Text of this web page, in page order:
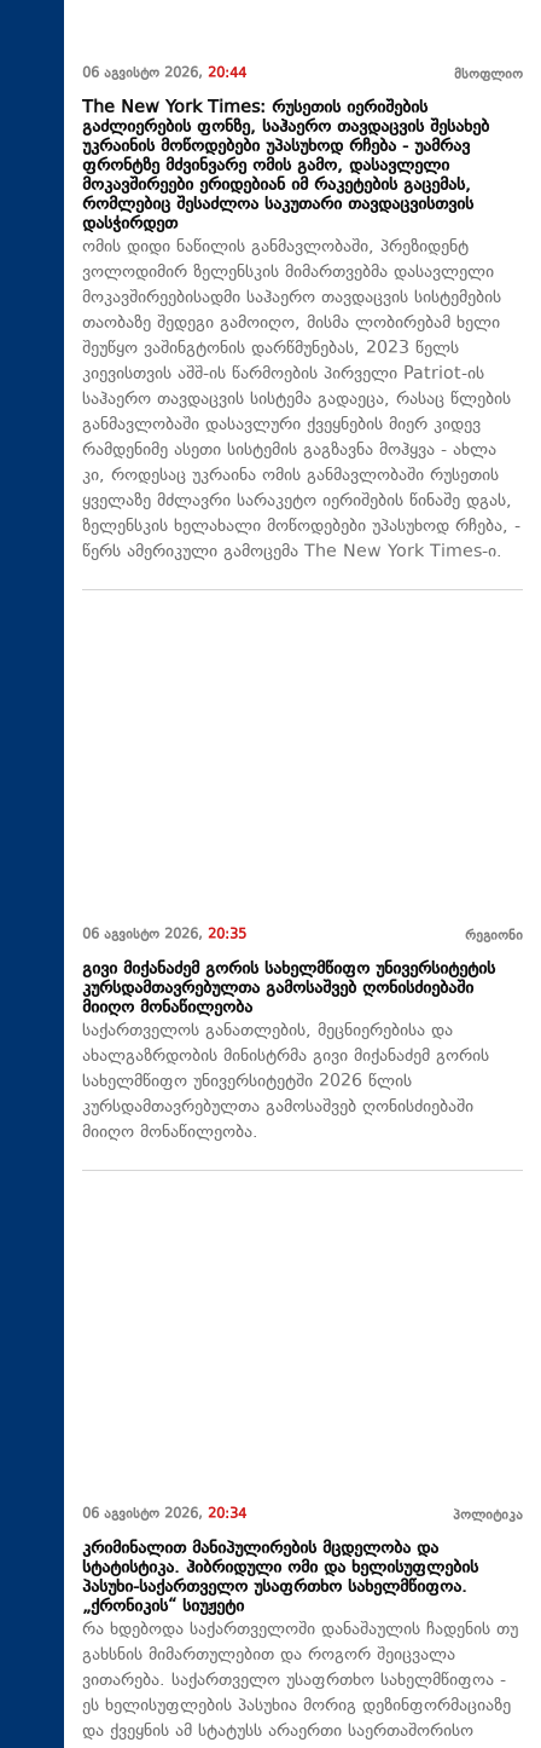
06 აგვისტო 2026, 20:44 მსოფლიო
The New York Times: რუსეთის იერიშების
გაძლიერების ფონზე, საჰაერო თავდაცვის შესახებ
უკრაინის მოწოდებები უპასუხოდ რჩება - უამრავ
ფრონტზე მძვინვარე ომის გამო, დასავლელი
მოკავშირეები ერიდებიან იმ რაკეტების გაცემას,
რომლებიც შესაძლოა საკუთარი თავდაცვისთვის
დასჭირდეთ
ომის დიდი ნაწილის განმავლობაში, პრეზიდენტ
ვოლოდიმირ ზელენსკის მიმართვებმა დასავლელი
მოკავშირეებისადმი საჰაერო თავდაცვის სისტემების
თაობაზე შედეგი გამოიღო, მისმა ლობირებამ ხელი
შეუწყო ვაშინგტონის დარწმუნებას, 2023 წელს
კიევისთვის აშშ-ის წარმოების პირველი Patriot-ის
საჰაერო თავდაცვის სისტემა გადაეცა, რასაც წლების
განმავლობაში დასავლური ქვეყნების მიერ კიდევ
რამდენიმე ასეთი სისტემის გაგზავნა მოჰყვა - ახლა
კი, როდესაც უკრაინა ომის განმავლობაში რუსეთის
ყველაზე მძლავრი სარაკეტო იერიშების წინაშე დგას,
ზელენსკის ხელახალი მოწოდებები უპასუხოდ რჩება, -
წერს ამერიკული გამოცემა The New York Times-ი.
06 აგვისტო 2026, 20:35 რეგიონი
გივი მიქანაძემ გორის სახელმწიფო უნივერსიტეტის
კურსდამთავრებულთა გამოსაშვებ ღონისძიებაში
მიიღო მონაწილეობა
საქართველოს განათლების, მეცნიერებისა და
ახალგაზრდობის მინისტრმა გივი მიქანაძემ გორის
სახელმწიფო უნივერსიტეტში 2026 წლის
კურსდამთავრებულთა გამოსაშვებ ღონისძიებაში
მიიღო მონაწილეობა.
06 აგვისტო 2026, 20:34 პოლიტიკა
კრიმინალით მანიპულირების მცდელობა და
სტატისტიკა. ჰიბრიდული ომი და ხელისუფლების
პასუხი-საქართველო უსაფრთხო სახელმწიფოა.
„ქრონიკის“ სიუჟეტი
რა ხდებოდა საქართველოში დანაშაულის ჩადენის თუ
გახსნის მიმართულებით და როგორ შეიცვალა
ვითარება. საქართველო უსაფრთხო სახელმწიფოა -
ეს ხელისუფლების პასუხია მორიგ დეზინფორმაციაზე
და ქვეყნის ამ სტატუსს არაერთი საერთაშორისო